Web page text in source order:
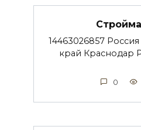
14463026857
край Краснодар
0